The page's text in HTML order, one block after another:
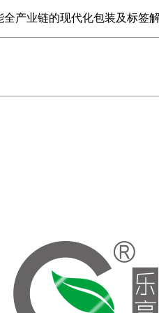
产业链的现代化包装及标签